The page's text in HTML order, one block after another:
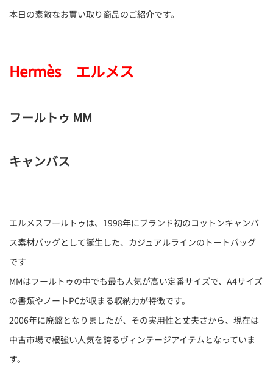
本日の素敵なお買い取り商品のご紹介です。
Hermès エルメス
フールトゥ MM
キャンバス
エルメスフールトゥは、1998年にブランド初のコットンキャンバ
ス素材バッグとして誕生した、カジュアルラインのトートバッグ
です
MMはフールトゥの中でも最も人気が高い定番サイズで、A4サイズ
の書類やノートPCが収まる収納力が特徴です。
2006年に廃盤となりましたが、その実用性と丈夫さから、現在は
中古市場で根強い人気を誇るヴィンテージアイテムとなっていま
す。